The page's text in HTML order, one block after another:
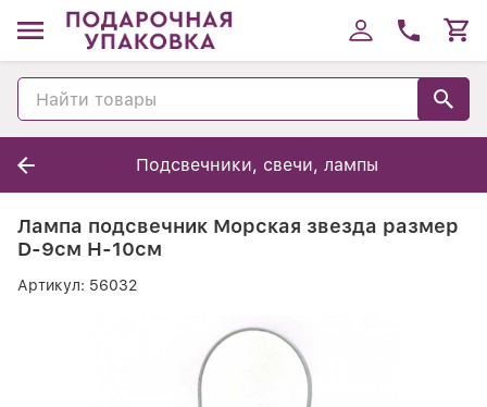
Подсвечники, свечи, лампы
Лампа подсвечник Морская звезда размер
D-9см H-10см
Артикул: 56032